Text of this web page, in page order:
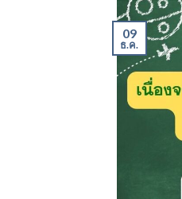
09
ธ.ค.